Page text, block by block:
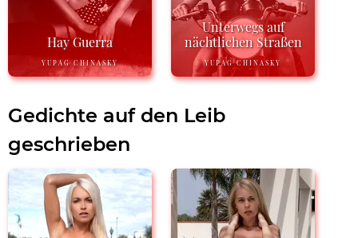
Hay Guerra
YUPAG CHINASKY
Unterwegs auf
nächtlichen Straßen
YUPAG CHINASKY
Gedichte auf den Leib
geschrieben